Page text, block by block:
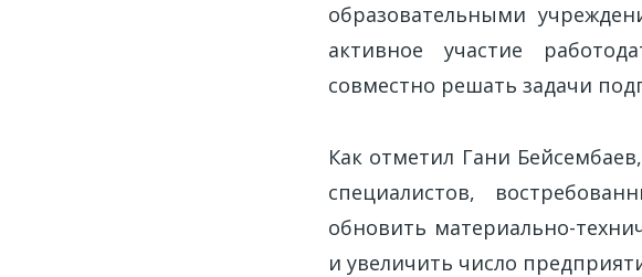
образовательными
активное участие
совместно решать задачи
Как отметил Гани
специалистов,
обновить материально-
и увеличить число